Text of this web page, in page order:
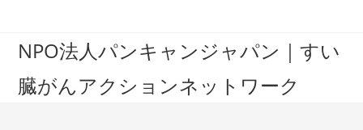
contentNPO法人パンキャンジャパン｜すい
臓がんアクションネットワーク